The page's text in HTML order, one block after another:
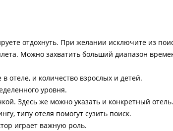
отдохнуть. При желании исключите из
Можно захватить больший диапазон
отеле, и количество взрослых и детей.
уровня.
Здесь же можно указать и конкретный отель.
типу отеля помогут сузить поиск.
играет важную роль.